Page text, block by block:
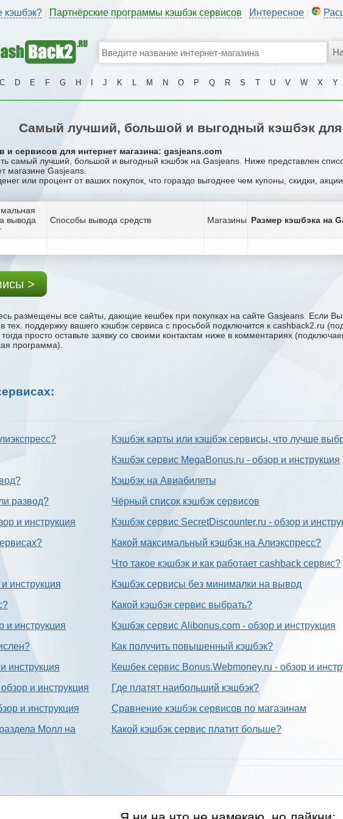
кэшбэк? Партнёрские программы кэшбэк сервисов Интересное
C D E F G H J K L M N O P Q R S T U V W X Y
Самый лучший, большой и выгодный кэшбэк для
и сервисов для интернет магазина: gasjeans.com
самый лучший, большой и выгодный кэшбэк на Gasjeans. Ниже представлен
магазине Gasjeans.
или процент от ваших покупок, что гораздо выгоднее чем купоны, скидки,
вывода
Способы вывода средств Магазины Размер кэшбэка на
>
размещены все сайты, дающие кешбек при покупках на сайте Gasjeans. Если Вы
тех. поддержку вашего кэшбэк сервиса с проcьбой подключится к cashback2.ru
просто оставьте заявку со своими контактам ниже в комментариях
программа).
развод?
и инструкция
инструкция
и инструкция
инструкция
и инструкция
и инструкция
Молл на
Кэшбэк карты или кэшбэк сервисы, что лучше
Кэшбэк сервис MegaBonus.ru - обзор и инструкция
Кэшбэк на Авиабилеты
Чёрный список кэшбэк сервисов
Кэшбэк сервис SecretDiscounter.ru - обзор и
Какой максимальный кэшбэк на Алиэкспресс?
Что такое кэшбэк и как работает cashback сервис?
Кэшбэк сервисы без минималки на вывод
Какой кэшбэк сервис выбрать?
Кэшбэк сервис Alibonus.com - обзор и инструкция
Как получить повышенный кэшбэк?
Кешбек сервис Bonus.Webmoney.ru - обзор и
Где платят наибольший кэшбэк?
Сравнение кэшбэк сервисов по магазинам
Какой кэшбэк сервис платит больше?